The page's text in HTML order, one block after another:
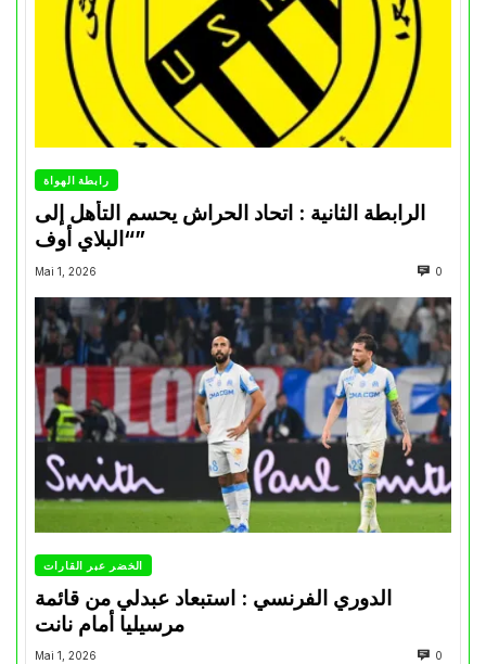
رابطة الهواة
الرابطة الثانية : اتحاد الحراش يحسم التأهل إلى
“البلاي أوف”
Mai 1, 2026 0
الخضر عبر القارات
الدوري الفرنسي : استبعاد عبدلي من قائمة
مرسيليا أمام نانت
Mai 1, 2026 0